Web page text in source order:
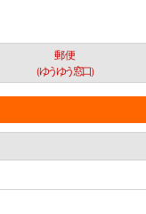
郵便
（ゆうゆう窓口）